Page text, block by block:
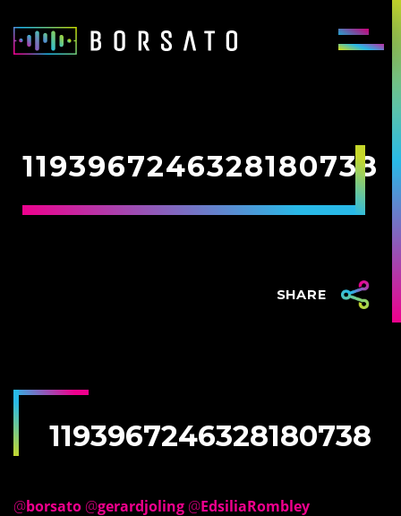
1193967246328180738
SHARE
1193967246328180738
@borsato @gerardjoling @EdsiliaRombley